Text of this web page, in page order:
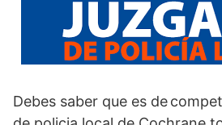
Debes saber que es de